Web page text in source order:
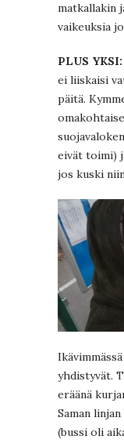
matkallakin
vaikeuksia
PLUS YKSI:
ei liiskaisi
päitä.
eivät toimi)
jos kuski
yhdistyvät.
eräänä
Saman
(bussi oli